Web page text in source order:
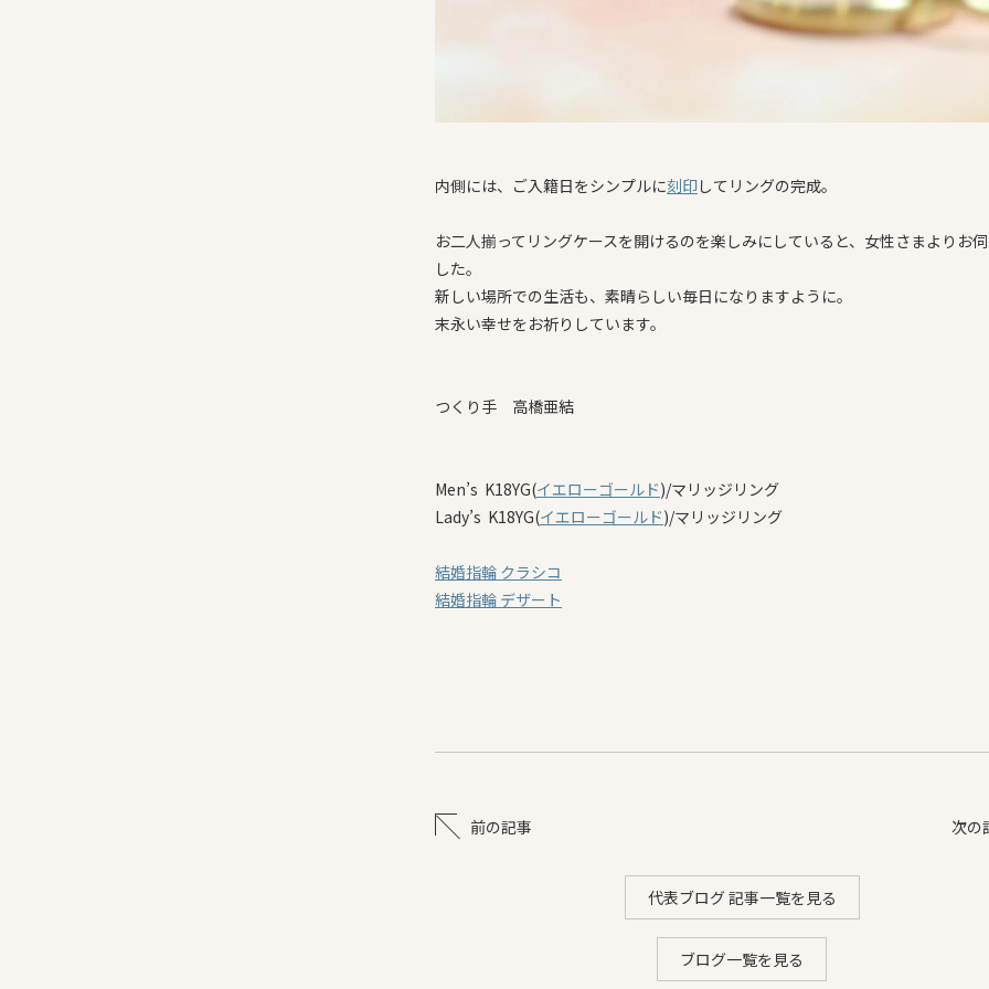
内側には、ご入籍日をシンプルに刻印してリングの完成。
お二人揃ってリングケースを開けるのを楽しみにしていると、女性さまよりお
した。
新しい場所での生活も、素晴らしい毎日になりますように。
末永い幸せをお祈りしています。
つくり手 高橋亜結
Men’s K18YG(イエローゴールド)/マリッジリング
Lady’s K18YG(イエローゴールド)/マリッジリング
結婚指輪 クラシコ
結婚指輪 デザート
前の記事 次の
代表ブログ 記事一覧を見る
ブログ一覧を見る